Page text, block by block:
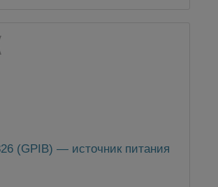
(GPIB) — источник питания